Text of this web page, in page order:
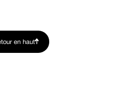
en haut